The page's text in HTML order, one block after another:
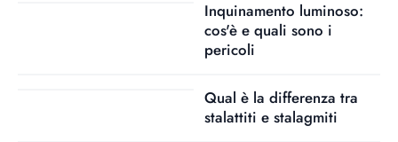
Inquinamento luminoso:
cos'è e quali sono i
pericoli
Qual è la differenza tra
stalattiti e stalagmiti